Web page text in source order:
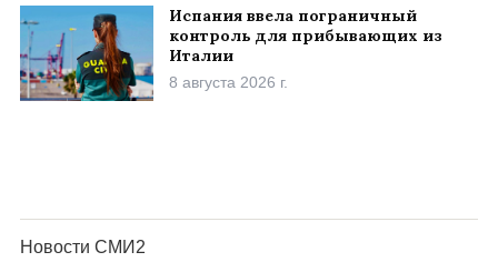
Испания ввела пограничный
контроль для прибывающих из
Италии
8 августа 2026 г.